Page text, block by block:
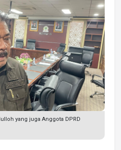
yang juga Anggota DPRD